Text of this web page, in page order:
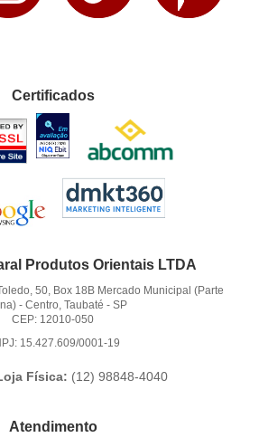
Certificados
Produtos Orientais LTDA
50, Box 18B Mercado Municipal (Parte
-Centro, Taubaté -SP
CEP: 12010-050
15.427.609/0001-19
Física: (12) 98848-4040
Atendimento